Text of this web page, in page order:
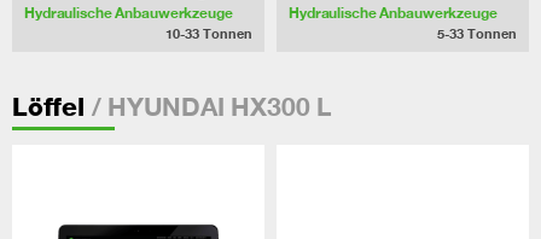
Hydraulische Anbauwerkzeuge
10-33 Tonnen
Hydraulische Anbauwerkzeuge
5-33 Tonnen
Löffel / HYUNDAI HX300 L